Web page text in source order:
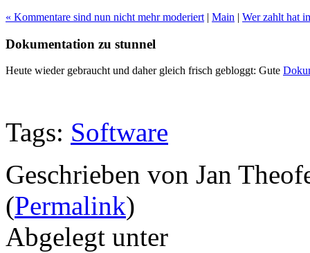
« Kommentare sind nun nicht mehr moderiert | Main | Wer zahlt hat
Dokumentation zu stunnel
Heute wieder gebraucht und daher gleich frisch gebloggt: Gute
Tags: Software
Geschrieben von Jan
(Permalink)
Abgelegt unter